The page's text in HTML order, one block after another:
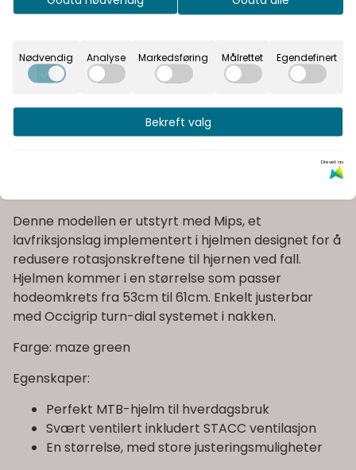
Sweet Protection Ripper Mips-hjelmen er en
nytte av utviklingen av avanserte hjelmer i Sweet
Protection-linjen. Ripper gir sikkerhet, komfort og stil
gir denne hjelmen utmerket beskyttelse, men likevel
Denne modellen er utstyrt med Mips, et
lavfriksjonslag implementert i hjelmen designet for å
redusere rotasjonskreftene til hjernen ved fall.
Hjelmen kommer i en størrelse som passer
hodeomkrets fra 53cm til 61cm. Enkelt justerbar
med Occigrip turn-dial systemet i nakken.
Farge: maze green
Egenskaper:
Perfekt MTB-hjelm til hverdagsbruk
Svært ventilert inkludert STACC ventilasjon
En størrelse, med store justeringsmuligheter
Nødvendig Analyse Markedsføring Målrettet Egendefinert
Bekreft valg
Drevet av